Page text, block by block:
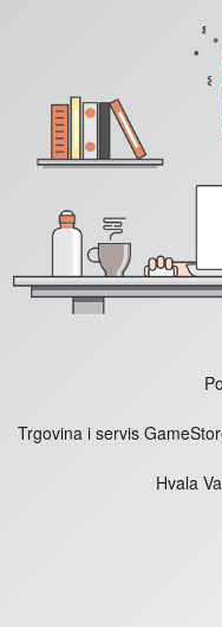
Trgovina i servis
Hvala